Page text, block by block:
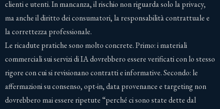
clienti e utenti. In mancanza, il rischio non riguarda solo la privacy,
ma anche il diritto dei consumatori, la responsabilità contrattuale e
la correttezza professionale.
Le ricadute pratiche sono molto concrete. Primo: i materiali
commerciali sui servizi di IA dovrebbero essere verificati con lo stesso
rigore con cui si revisionano contratti e informative. Secondo: le
affermazioni su consenso, opt-in, data provenance e targeting non
dovrebbero mai essere ripetute “perché ci sono state dette dal